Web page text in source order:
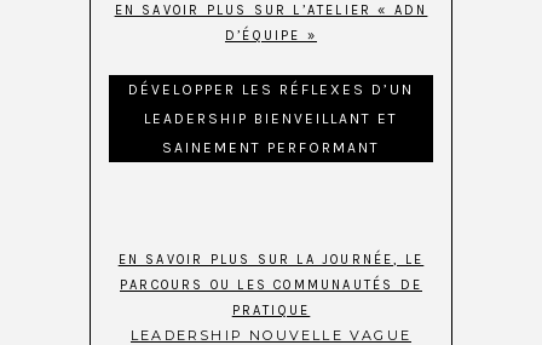
EN SAVOIR PLUS SUR L’ATELIER « ADN
D’ÉQUIPE »
DÉVELOPPER LES RÉFLEXES D’UN
LEADERSHIP BIENVEILLANT ET
SAINEMENT PERFORMANT
EN SAVOIR PLUS SUR LA JOURNÉE, LE
PARCOURS OU LES COMMUNAUTÉS DE
PRATIQUE
LEADERSHIP NOUVELLE VAGUE